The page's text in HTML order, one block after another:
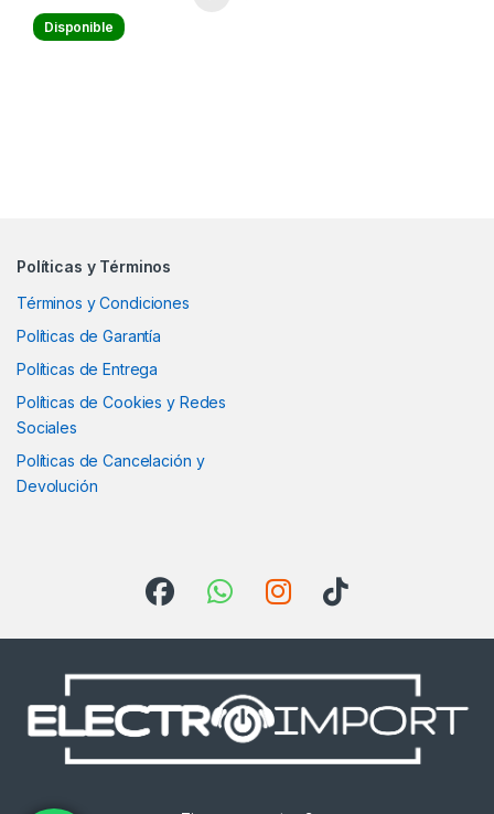
Disponible
Políticas y Términos
Términos y Condiciones
Políticas de Garantía
Políticas de Entrega
Políticas de Cookies y Redes
Sociales
Políticas de Cancelación y
Devolución